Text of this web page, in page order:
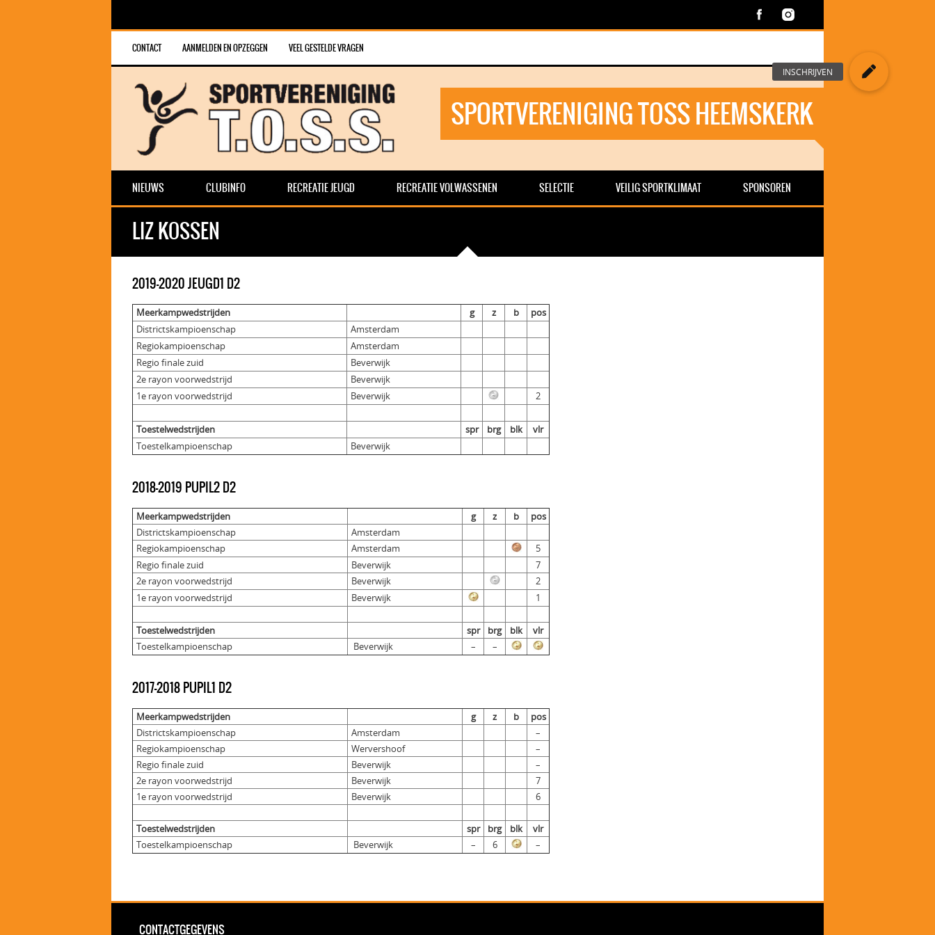
CONTACT AANMELDEN EN OPZEGGEN VEEL GESTELDE VRAGEN
SPORTVERENIGING TOSS HEEMSKERK
NIEUWS CLUBINFO RECREATIE JEUGD RECREATIE VOLWASSENEN SELECTIE VEILIG SPORTKLIMAAT SPONSOREN
LIZ KOSSEN
2019-2020 JEUGD1 D2
Meerkampwedstrijden g z b
pos
Districtskampioenschap
Amsterdam
Regiokampioenschap
Amsterdam
Regio finale zuid
Beverwijk
2e rayon voorwedstrijd
Beverwijk
1e rayon voorwedstrijd
Beverwijk 2
Toestelwedstrijden spr brg blk
vlr
Toestelkampioenschap
Beverwijk
2018-2019 PUPIL2 D2
Meerkampwedstrijden g z b
pos
Districtskampioenschap
Amsterdam
Regiokampioenschap
Amsterdam
5
Regio finale zuid
Beverwijk
7
2e rayon voorwedstrijd
Beverwijk
2
1e rayon voorwedstrijd
Beverwijk 1
Toestelwedstrijden spr brg blk
vlr
Toestelkampioenschap
Beverwijk – –
2017-2018 PUPIL1 D2
Meerkampwedstrijden g z b
pos
Districtskampioenschap
Amsterdam
–
Regiokampioenschap
Wervershoof
–
Regio finale zuid
Beverwijk
–
2e rayon voorwedstrijd
Beverwijk
7
1e rayon voorwedstrijd
Beverwijk 6
Toestelwedstrijden spr brg blk
vlr
Toestelkampioenschap
Beverwijk – 6 –
CONTACTGEGEVENS